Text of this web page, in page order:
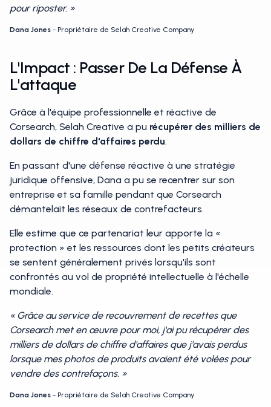
pour riposter. »
Dana Jones - Propriétaire de Selah Creative Company
L'Impact : Passer De La Défense À
L'attaque
Grâce à l'équipe professionnelle et réactive de
Corsearch, Selah Creative a pu récupérer des milliers de
dollars de chiffre d'affaires perdu.
En passant d'une défense réactive à une stratégie
juridique offensive, Dana a pu se recentrer sur son
entreprise et sa famille pendant que Corsearch
démantelait les réseaux de contrefacteurs.
Elle estime que ce partenariat leur apporte la «
protection » et les ressources dont les petits créateurs
se sentent généralement privés lorsqu'ils sont
confrontés au vol de propriété intellectuelle à l'échelle
mondiale.
« Grâce au service de recouvrement de recettes que
Corsearch met en œuvre pour moi, j'ai pu récupérer des
milliers de dollars de chiffre d'affaires que j'avais perdus
lorsque mes photos de produits avaient été volées pour
vendre des contrefaçons. »
Dana Jones - Propriétaire de Selah Creative Company